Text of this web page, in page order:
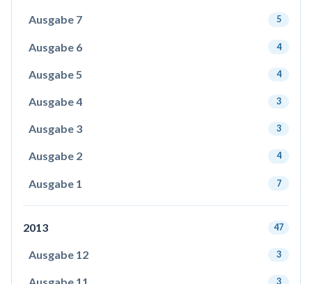
Ausgabe 7 5
Ausgabe 6 4
Ausgabe 5 4
Ausgabe 4 3
Ausgabe 3 3
Ausgabe 2 4
Ausgabe 1 7
2013 47
Ausgabe 12 3
3